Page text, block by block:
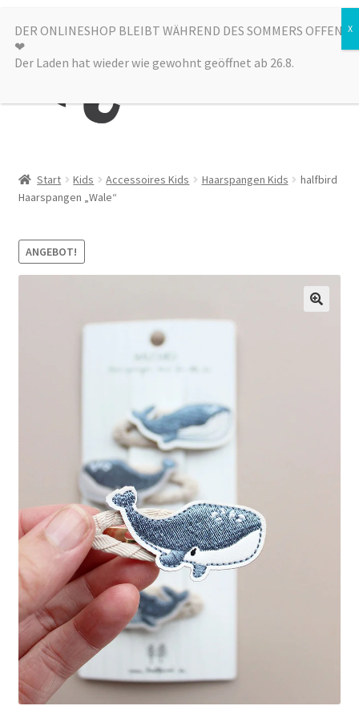
Zur
Navigation
springen
Zum
Inhalt
springen
Menü
Alle Produkte
Sale
Start Kids Accessoires Kids Haarspangen Kids
halfbird
Haarspangen „Wale“
ANGEBOT!
DER ONLINESHOP BLEIBT WÄHREND DES SOMMERS OFFEN
❤︎
Der Laden hat wieder wie gewohnt geöffnet ab 26.8.